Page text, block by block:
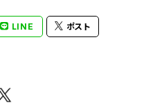
LINE ポスト